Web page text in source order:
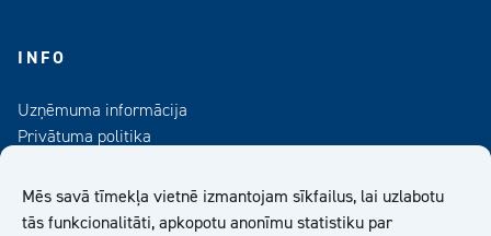
Mēs savā tīmekļa vietnē izmantojam sīkfailus, lai uzlabotu
tās funkcionalitāti, apkopotu anonīmu statistiku par
INFO
Uzņēmuma informācija
Privātuma politika
Medijiem
Abonējiet mūsu informatīvo izdevumu